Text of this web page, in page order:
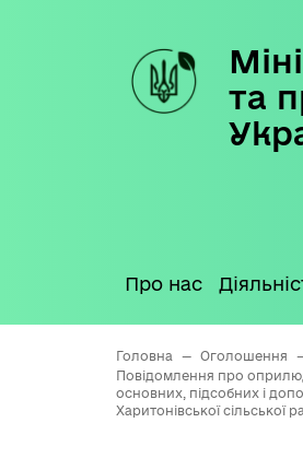
та
Про нас
Головна — Оголошення
Повідомлення про
основних, підсобних і
Харитонівської